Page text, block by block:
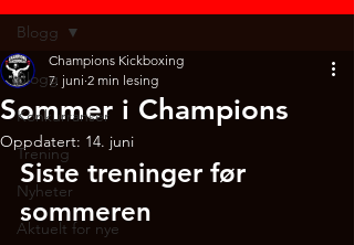
Blogg
Konkurranser
Trening
Nyheter
Aktuelt for nye
Blogg
Sommer i Champions
Champions Kickboxing
7. juni 2 min lesing
Oppdatert: 14. juni
Siste treninger før
sommeren